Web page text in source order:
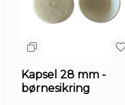
Kapsel 28 mm -
børnesikring